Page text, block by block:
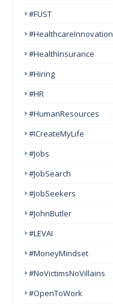
#FUST
#HealthcareInnovation
#HealthInsurance
#Hiring
#HR
#HumanResources
#ICreateMyLife
#Jobs
#JobSearch
#JobSeekers
#JohnButler
#LEVAI
#MoneyMindset
#NoVictimsNoVillains
#OpenToWork